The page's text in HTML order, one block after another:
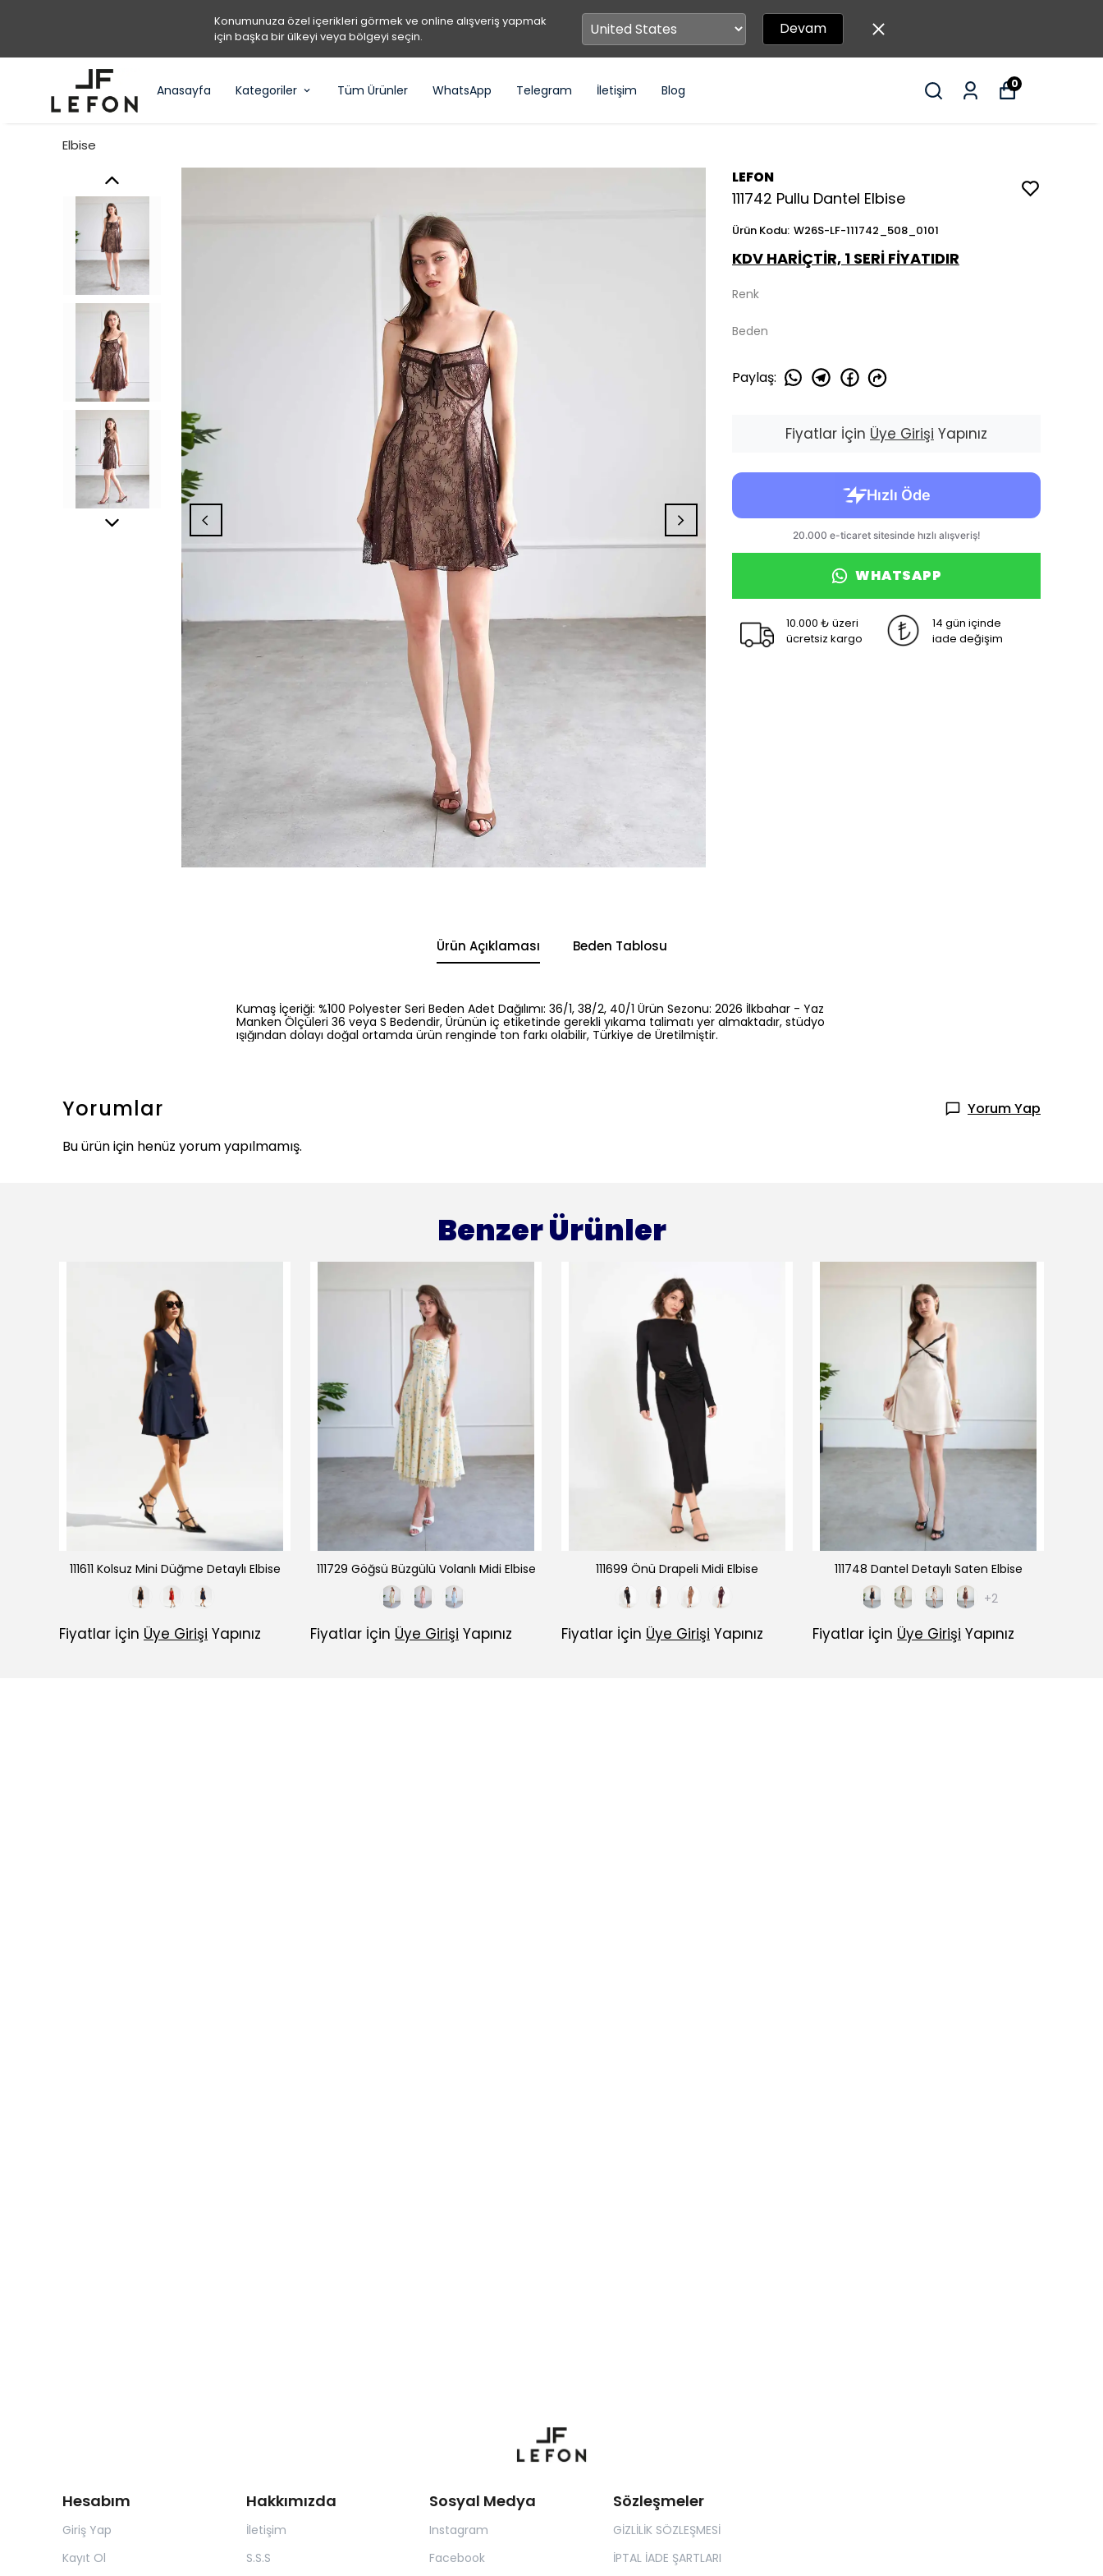
Konumunuza özel içerikleri görmek ve online alışveriş yapmak
için başka bir ülkeyi veya bölgeyi seçin.
Devam
Anasayfa Kategoriler Tüm Ürünler WhatsApp Telegram İletişim Blog 0
Elbise
LEFON
111742 Pullu Dantel Elbise
Ürün Kodu: W26S-LF-111742_508_0101
KDV HARİÇTİR, 1 SERİ FİYATIDIR
Renk
Beden
Paylaş:
Fiyatlar İçin Üye Girişi Yapınız
WHATSAPP
10.000 ₺ üzeri
ücretsiz kargo
14 gün içinde
iade değişim
Ürün Açıklaması Beden Tablosu
Kumaş İçeriği: %100 Polyester Seri Beden Adet Dağılımı: 36/1, 38/2, 40/1 Ürün Sezonu: 2026 İlkbahar - Yaz
Manken Ölçüleri 36 veya S Bedendir, Ürünün iç etiketinde gerekli yıkama talimatı yer almaktadır, stüdyo
ışığından dolayı doğal ortamda ürün renginde ton farkı olabilir, Türkiye de Üretilmiştir.
Yorumlar
Yorum Yap
Bu ürün için henüz yorum yapılmamış.
Benzer Ürünler
111611 Kolsuz Mini Düğme Detaylı Elbise
Fiyatlar İçin Üye Girişi Yapınız
111729 Göğsü Büzgülü Volanlı Midi Elbise
Fiyatlar İçin Üye Girişi Yapınız
111699 Önü Drapeli Midi Elbise
Fiyatlar İçin Üye Girişi Yapınız
111748 Dantel Detaylı Saten Elbise
+2
Fiyatlar İçin Üye Girişi Yapınız
Hesabım
Giriş Yap
Kayıt Ol
Hakkımızda
İletişim
S.S.S
Sosyal Medya
Instagram
Facebook
Sözleşmeler
GİZLİLİK SÖZLEŞMESİ
İPTAL İADE ŞARTLARI